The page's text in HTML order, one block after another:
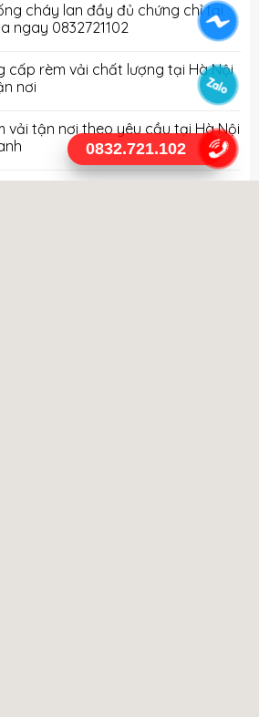
cháy lan đầy đủ chứng chỉ tại
ngay 0832721102
cấp rèm vải chất lượng tại Hà Nội
nơi
vải tận nơi theo yêu cầu tại Hà Nội
0832.721.102